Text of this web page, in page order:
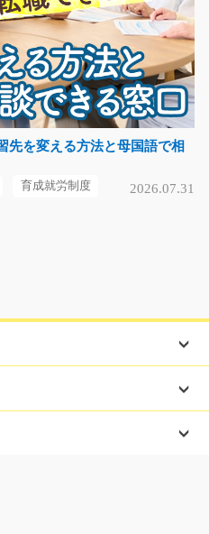
製造補助作業/y08_0018
に大活躍中♪工場内でかんた
先を変える方法と母国語で相
育成就労制度 2026.07.31